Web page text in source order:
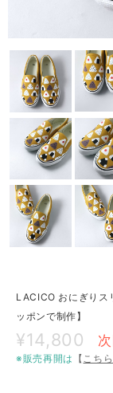
LACICO おにぎりス
ッポンで制作】
¥14,800
※販売再開は 【こちら